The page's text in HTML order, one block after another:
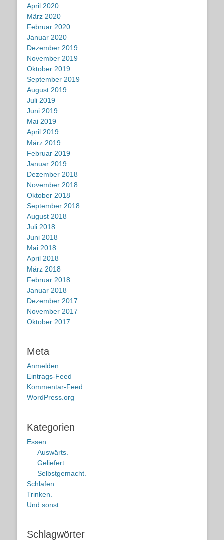
April 2020
März 2020
Februar 2020
Januar 2020
Dezember 2019
November 2019
Oktober 2019
September 2019
August 2019
Juli 2019
Juni 2019
Mai 2019
April 2019
März 2019
Februar 2019
Januar 2019
Dezember 2018
November 2018
Oktober 2018
September 2018
August 2018
Juli 2018
Juni 2018
Mai 2018
April 2018
März 2018
Februar 2018
Januar 2018
Dezember 2017
November 2017
Oktober 2017
Meta
Anmelden
Eintrags-Feed
Kommentar-Feed
WordPress.org
Kategorien
Essen.
Auswärts.
Geliefert.
Selbstgemacht.
Schlafen.
Trinken.
Und sonst.
Schlagwörter